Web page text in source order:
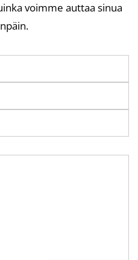
voimme auttaa sinua